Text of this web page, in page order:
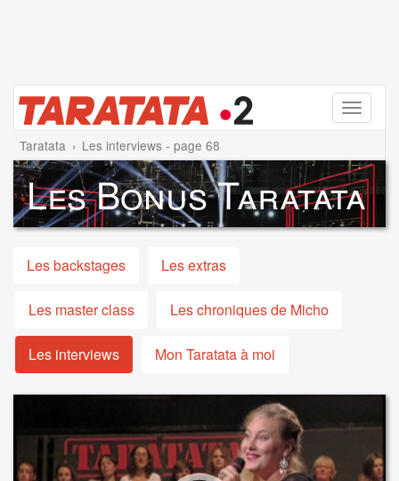
Menu
Taratata Les interviews - page 68
Les Bonus Taratata
Les backstages Les extras
Les master class Les chroniques de Micho
Les interviews Mon Taratata à moi